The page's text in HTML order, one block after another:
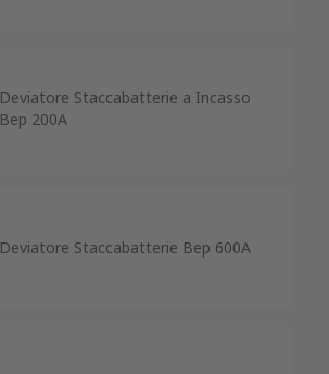
Deviatore Staccabatterie a Incasso
Bep 200A
Deviatore Staccabatterie Bep 600A